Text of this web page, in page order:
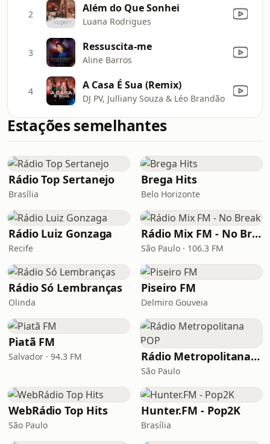
2 Além do Que Sonhei
Luana Rodrigues
3 Ressuscita-me
Aline Barros
4 A Casa É Sua (Remix)
DJ PV, Julliany Souza & Léo Brandão
Estações semelhantes
Rádio Top Sertanejo
Brasília
Brega Hits
Belo Horizonte
Rádio Luiz Gonzaga
Recife
Rádio Mix FM - No Break
São Paulo · 106.3 FM
Rádio Só Lembranças
Olinda
Piseiro FM
Delmiro Gouveia
Piatã FM
Salvador · 94.3 FM Rádio Metropolitana POP
São Paulo
WebRádio Top Hits
São Paulo
Hunter.FM - Pop2K
Brasília